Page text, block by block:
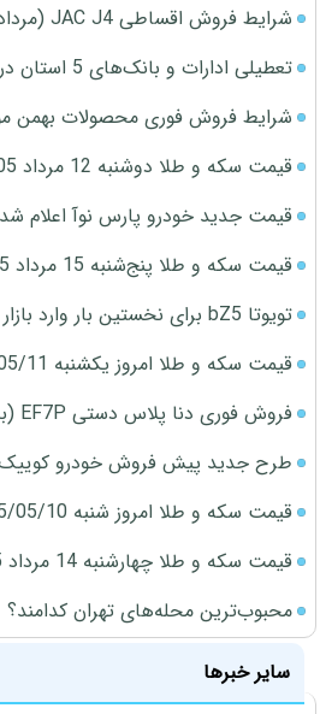
شرایط فروش اقساطی JAC J4 (مرداد 1405)
تعطیلی ادارات و بانک‌های 5 استان در روز چهارشنبه
شرایط فروش فوری محصولات بهمن موتور
قیمت سکه و طلا دوشنبه 12 مرداد 1405
قیمت جدید خودرو پارس نوآ اعلام شد
قیمت سکه و طلا پنج‌شنبه 15 مرداد 1405
تویوتا bZ5 برای نخستین بار وارد بازار ایران می‌شود
قیمت سکه و طلا امروز یکشنبه 1405/05/11
فروش فوری دنا پلاس دستی EF7P (بدون قرعه کشی)
طرح جدید پیش فروش خودرو کوییک
قیمت سکه و طلا امروز شنبه 1405/05/10
قیمت سکه و طلا چهارشنبه 14 مرداد 1405
محبوب‌ترین محله‌های تهران کدامند؟
سایر خبرها